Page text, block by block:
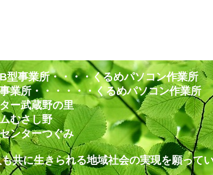
型事業所・・・・くるめパソコン作業
・・くるめパソコン作業所
野の里
し野
つぐみ
れる地域社会の実現を願ってい